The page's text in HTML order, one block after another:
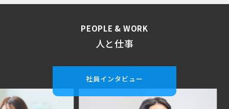
PEOPLE & WORK
人と仕事
社員インタビュー